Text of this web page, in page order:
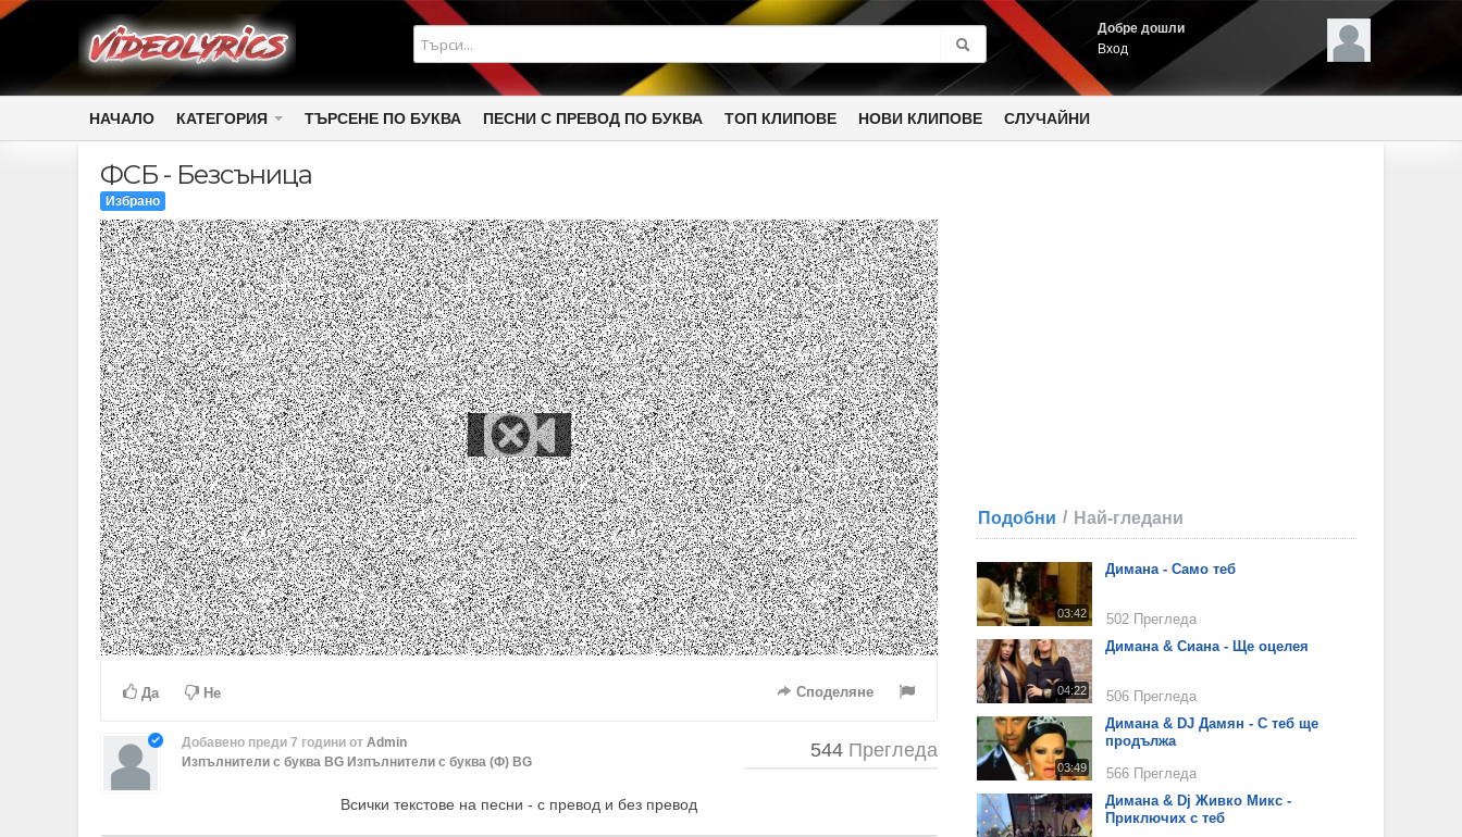
Добре дошли
Вход
НАЧАЛО КАТЕГОРИЯ ТЪРСЕНЕ ПО БУКВА ПЕСНИ С ПРЕВОД ПО БУКВА ТОП КЛИПОВЕ НОВИ КЛИПОВЕ СЛУЧАЙНИ
ФСБ - Безсъница
Избрано
Да Не Споделяне
Добавено преди 7 годиниот Admin
Изпълнители с буква BG Изпълнители с буква (Ф) BG
544 Прегледа
Всички текстове на песни - с превод и без превод
Подобни / Най-гледани
03:42
Димана - Само теб
502 Прегледа
04:22
Димана & Сиана - Ще оцелея
506 Прегледа
03:49
Димана & DJ Дамян - С теб ще
продължа
566 Прегледа
Димана & Dj Живко Микс -
Приключих с теб